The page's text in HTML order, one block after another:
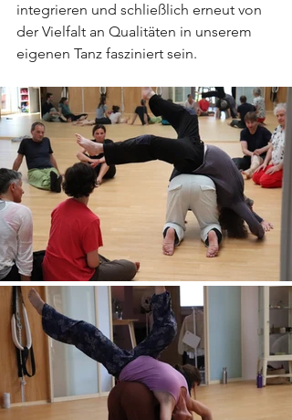
integrieren und schließlich erneut von
der Vielfalt an Qualitäten in unserem
eigenen Tanz fasziniert sein.